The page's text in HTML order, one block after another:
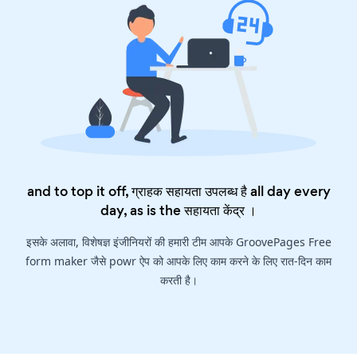
and to top it off, ग्राहक सहायता उपलब्ध है all day every
day, as is theसहायता केंद्र।
इसके अलावा, विशेषज्ञ इंजीनियरों की हमारी टीम आपके GroovePages Free
form maker जैसे powr ऐप को आपके लिए काम करने के लिए रात-दिन काम
करती है।